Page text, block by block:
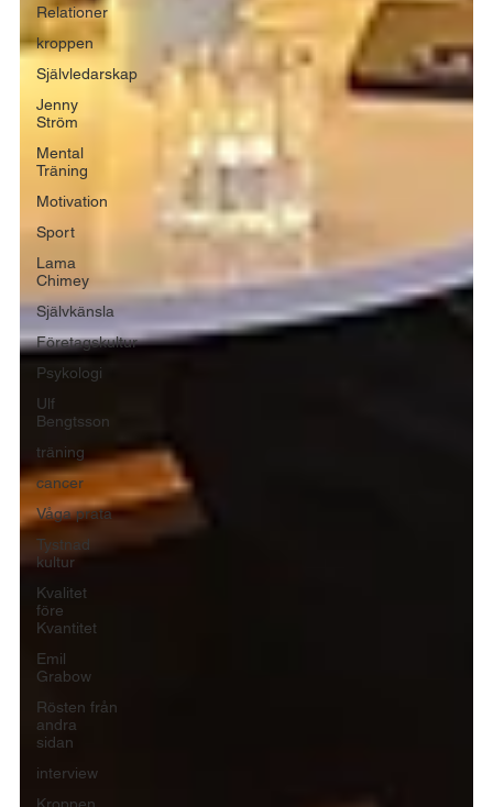
Relationer
kroppen
Självledarskap
Jenny
Ström
Mental
Träning
Motivation
Sport
Lama
Chimey
Självkänsla
Företagskultur
Psykologi
Ulf
Bengtsson
träning
cancer
Våga prata
Tystnad
kultur
Kvalitet
före
Kvantitet
Emil
Grabow
Rösten från
andra
sidan
interview
Kroppen